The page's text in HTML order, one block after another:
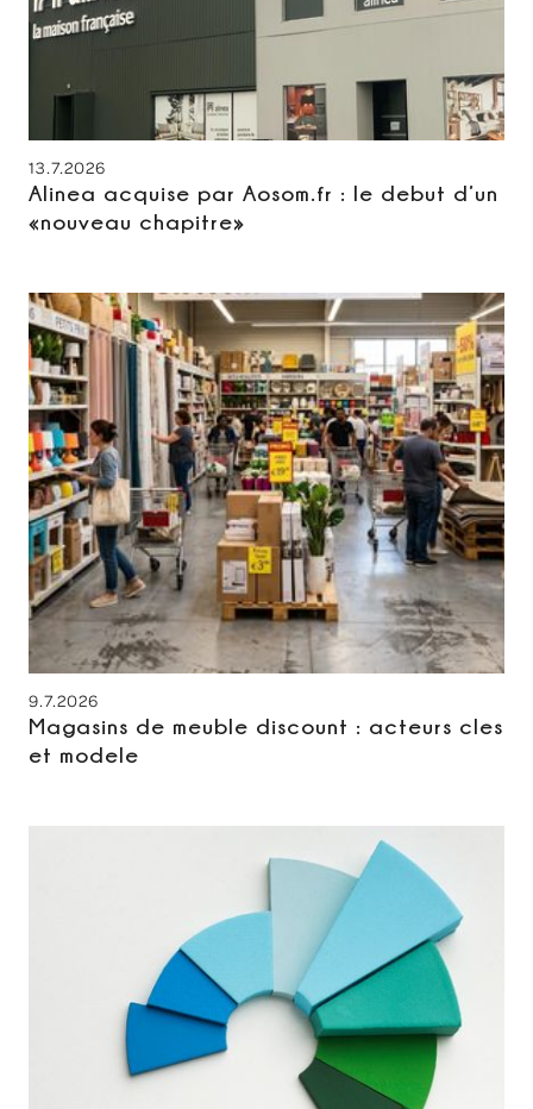
13.7.2026
Alinea acquise par Aosom.fr : le debut d’un
«nouveau chapitre»
9.7.2026
Magasins de meuble discount : acteurs cles
et modele